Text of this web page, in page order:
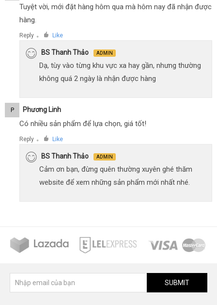
Tuyệt vời, mới đặt hàng hôm qua mà hôm nay đã nhận được
hàng.
Reply ● Like
BS Thanh Thảo ADMIN
Dạ, tùy vào từng khu vực xa hay gần, nhưng thường
không quá 2 ngày là nhận được hàng
P Phương Linh
Có nhiều sản phẩm để lựa chọn, giá tốt!
Reply ● Like
BS Thanh Thảo ADMIN
Cảm ơn bạn, đừng quên thường xuyên ghé thăm
website để xem những sản phẩm mới nhất nhé.
SUBMIT